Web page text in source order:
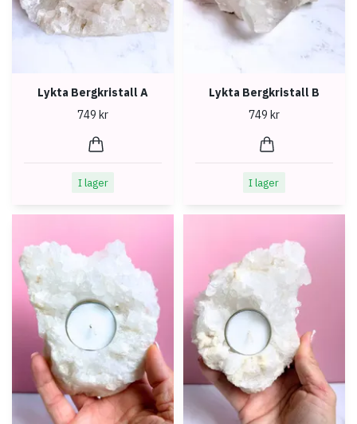
Lykta Bergkristall A
749 kr
I lager
Lykta Bergkristall B
749 kr
I lager